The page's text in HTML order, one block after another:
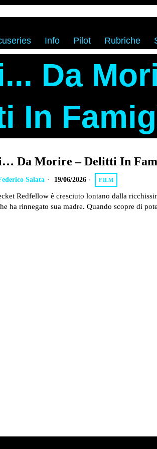
Info Pilot Rubriche
Da
In
Da Morire – Delitti In
Salata 19/06/2026 FILM
Redfellow è cresciuto lontano dalla
ha rinnegato sua madre. Quando scopre di